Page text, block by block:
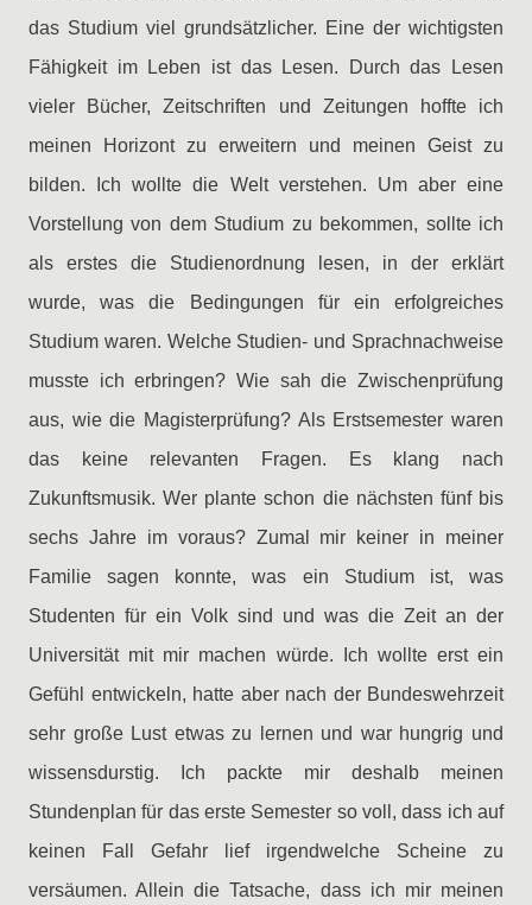
das Studium viel grundsätzlicher. Eine der wichtigsten
Fähigkeit im Leben ist das Lesen. Durch das Lesen
vieler Bücher, Zeitschriften und Zeitungen hoffte ich
meinen Horizont zu erweitern und meinen Geist zu
bilden. Ich wollte die Welt verstehen. Um aber eine
Vorstellung von dem Studium zu bekommen, sollte ich
als erstes die Studienordnung lesen, in der erklärt
wurde, was die Bedingungen für ein erfolgreiches
Studium waren. Welche Studien- und Sprachnachweise
musste ich erbringen? Wie sah die Zwischenprüfung
aus, wie die Magisterprüfung? Als Erstsemester waren
das keine relevanten Fragen. Es klang nach
Zukunftsmusik. Wer plante schon die nächsten fünf bis
sechs Jahre im voraus? Zumal mir keiner in meiner
Familie sagen konnte, was ein Studium ist, was
Studenten für ein Volk sind und was die Zeit an der
Universität mit mir machen würde. Ich wollte erst ein
Gefühl entwickeln, hatte aber nach der Bundeswehrzeit
sehr große Lust etwas zu lernen und war hungrig und
wissensdurstig. Ich packte mir deshalb meinen
Stundenplan für das erste Semester so voll, dass ich auf
keinen Fall Gefahr lief irgendwelche Scheine zu
versäumen. Allein die Tatsache, dass ich mir meinen